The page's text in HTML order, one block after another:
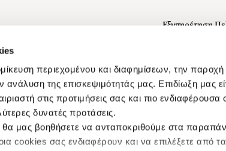
περιεχομένου και διαφημίσεων, την παροχή
ανάλυση της επισκεψιμότητάς μας. Επιδίωξη μας
στις προτιμήσεις σας και πιο ενδιαφέρουσα
δυνατές προτάσεις.
θα μας βοηθήσετε να ανταποκριθούμε στα
cookies σας ενδιαφέρουν και να επιλέξετε από τα
Επιθυμητών" και τη Βιβλιοθήκη
Βιβλίων
Εξυπηρέτηση
B2B
Δικαίωμα